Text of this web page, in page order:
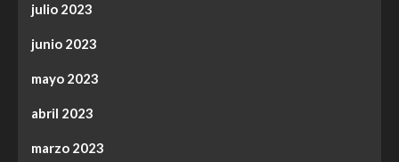
julio 2023
junio 2023
mayo 2023
abril 2023
marzo 2023